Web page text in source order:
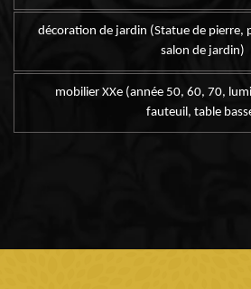
décoration de jardin (Statue de pierre,
salon de jardin)
mobilier XXe (année 50, 60, 70,
fauteuil, table